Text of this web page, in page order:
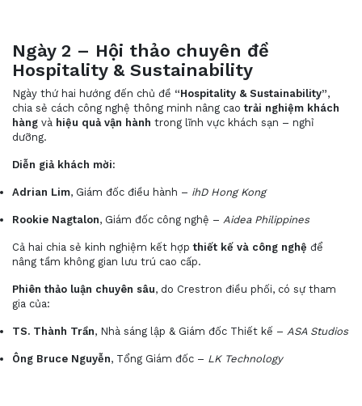
Ngày 2 – Hội thảo chuyên đề
Hospitality & Sustainability
Ngày thứ hai hướng đến chủ đề “Hospitality & Sustainability”,
chia sẻ cách công nghệ thông minh nâng caotrải nghiệm khách
hàng và hiệu quả vận hành trong lĩnh vực khách sạn – nghỉ
dưỡng.
Diễn giả khách mời:
Adrian Lim, Giám đốc điều hành – ihD Hong Kong
Rookie Nagtalon, Giám đốc công nghệ – Aidea Philippines
Cả hai chia sẻ kinh nghiệm kết hợpthiết kế và công nghệ để
nâng tầm không gian lưu trú cao cấp.
Phiên thảo luận chuyên sâu, do Crestron điều phối, có sự tham
gia của:
TS. Thành Trần, Nhà sáng lập & Giám đốc Thiết kế – ASA Studios
Ông Bruce Nguyễn, Tổng Giám đốc – LK Technology